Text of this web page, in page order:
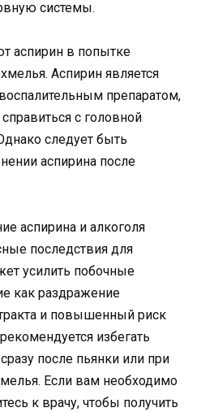
системы.
аспирин в попытке
Аспирин является
препаратом,
с головной
следует быть
аспирина после
аспирина и алкоголя
последствия для
усилить побочные
как раздражение
и повышенный риск
избегать
после пьянки или при
Если вам необходимо
к врачу, чтобы получить